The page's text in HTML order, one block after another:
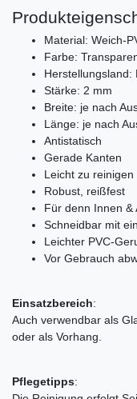
Material: Weich-
Farbe:
Herstellungsland:
Stärke: 2 mm
Breite: je nach
Länge: je nach
Antistatisch
Gerade Kanten
Leicht zu reinigen
Robust, reißfest
Für denn Innen
Schneidbar mit
Leichter PVC-
Vor Gebrauch
Einsatzbereich:
Auch verwendbar als
oder als Vorhang.
Pflegetipps: